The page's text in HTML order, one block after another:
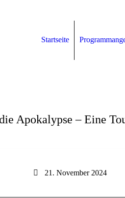
Startseite
Apokalypse – Eine
21. November 2024